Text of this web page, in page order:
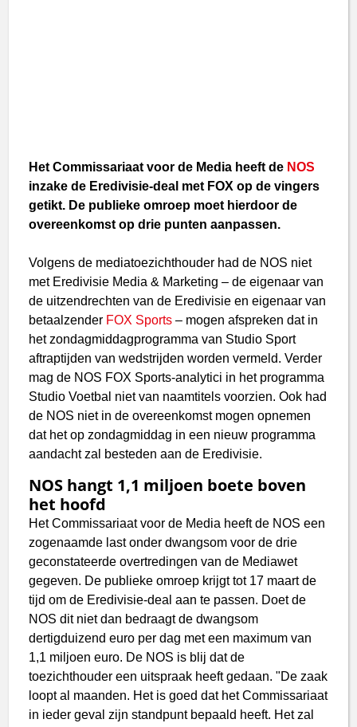
Het Commissariaat voor de Media heeft de NOS
inzake de Eredivisie-deal met FOX op de vingers
getikt. De publieke omroep moet hierdoor de
overeenkomst op drie punten aanpassen.
Volgens de mediatoezichthouder had de NOS niet
met Eredivisie Media & Marketing – de eigenaar van
de uitzendrechten van de Eredivisie en eigenaar van
betaalzender FOX Sports – mogen afspreken dat in
het zondagmiddagprogramma van Studio Sport
aftraptijden van wedstrijden worden vermeld. Verder
mag de NOS FOX Sports-analytici in het programma
Studio Voetbal niet van naamtitels voorzien. Ook had
de NOS niet in de overeenkomst mogen opnemen
dat het op zondagmiddag in een nieuw programma
aandacht zal besteden aan de Eredivisie.
NOS hangt 1,1 miljoen boete boven
het hoofd
Het Commissariaat voor de Media heeft de NOS een
zogenaamde last onder dwangsom voor de drie
geconstateerde overtredingen van de Mediawet
gegeven. De publieke omroep krijgt tot 17 maart de
tijd om de Eredivisie-deal aan te passen. Doet de
NOS dit niet dan bedraagt de dwangsom
dertigduizend euro per dag met een maximum van
1,1 miljoen euro. De NOS is blij dat de
toezichthouder een uitspraak heeft gedaan. "De zaak
loopt al maanden. Het is goed dat het Commissariaat
in ieder geval zijn standpunt bepaald heeft. Het zal